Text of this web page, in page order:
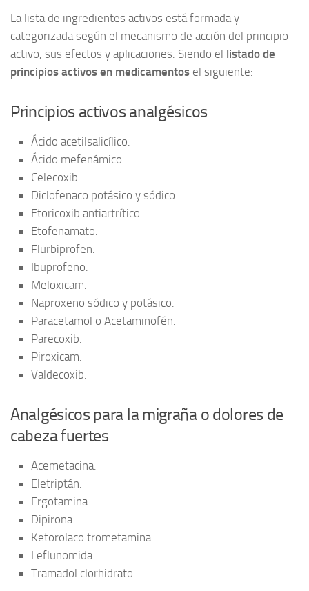
La lista de ingredientes activos está formada y
categorizada según el mecanismo de acción del principio
activo, sus efectos y aplicaciones. Siendo el listado de
principios activos en medicamentos el siguiente:
Principios activos analgésicos
Ácido acetilsalicílico.
Ácido mefenámico.
Celecoxib.
Diclofenaco potásico y sódico.
Etoricoxib antiartrítico.
Etofenamato.
Flurbiprofen.
Ibuprofeno.
Meloxicam.
Naproxeno sódico y potásico.
Paracetamol o Acetaminofén.
Parecoxib.
Piroxicam.
Valdecoxib.
Analgésicos para la migraña o dolores de
cabeza fuertes
Acemetacina.
Eletriptán.
Ergotamina.
Dipirona.
Ketorolaco trometamina.
Leflunomida.
Tramadol clorhidrato.